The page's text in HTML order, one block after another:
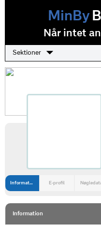
MinBy
Når intet
Sektioner
Information E-profil
Information